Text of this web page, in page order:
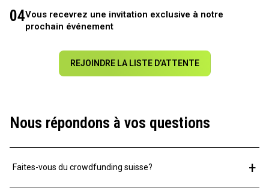
04Vous recevrez une invitation exclusive à notre
prochain événement
REJOINDRE LA LISTE D’ATTENTE
Nous répondons à vos questions
Faites-vous du crowdfunding suisse? +